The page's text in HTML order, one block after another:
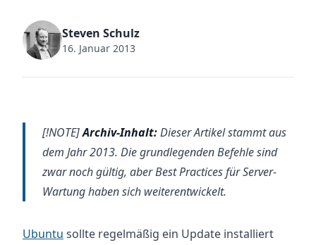
Steven Schulz
16. Januar 2013
[!NOTE]Archiv-Inhalt:Dieser Artikel stammt aus
dem Jahr 2013. Die grundlegenden Befehle sind
zwar noch gültig, aber Best Practices für Server-
Wartung haben sich weiterentwickelt.
Ubuntu sollte regelmäßig ein Update installiert